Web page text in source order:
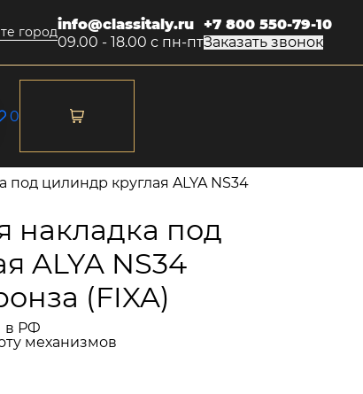
городinfo@classitaly.ru
09.00 - 18.00 с пн-пт
+7 800 550-79-10
Заказать звонок
0
под цилиндр круглая ALYA NS34
накладка под
ALYA NS34
(FIXA)
в РФ
механизмов